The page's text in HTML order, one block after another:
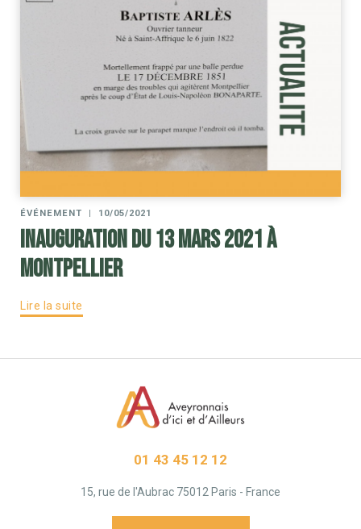
ÉVÉNEMENT | 10/05/2021
Inauguration du 13 mars 2021 à
Montpellier
Lire la suite
01 43 45 12 12
15, rue de l'Aubrac 75012 Paris - France